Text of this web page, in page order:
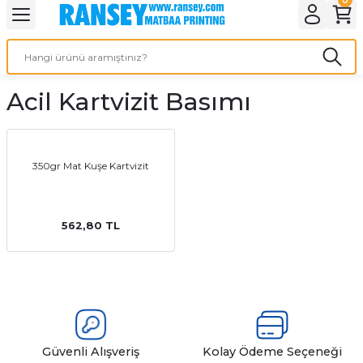
Geri Dön
Geri Dön
Geri Dön
Geri Dön
Ürünleri
Geri Dön
Geri Dön
Geri Dön
Acil Kartvizit Basımı
350gr Mat Kuşe Kartvizit
562,80 TL
Güvenli Alışveriş Kolay Ödeme Seçeneği